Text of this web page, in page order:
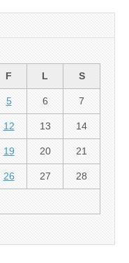
F L S
5 6 7
12 13 14
19 20 21
26 27 28